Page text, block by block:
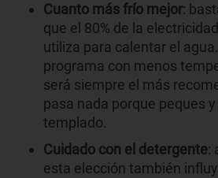
Cuanto más frío mejor:
que el 80% de la
utiliza para calentar el
programa con menos
será siempre el más
pasa nada porque peques y
templado.
Cuidado con el detergente:
esta elección también